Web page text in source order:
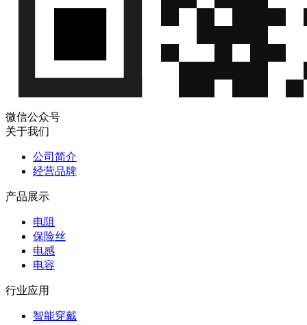
微信公众号
关于我们
公司简介
经营品牌
产品展示
电阻
保险丝
电感
电容
行业应用
智能穿戴